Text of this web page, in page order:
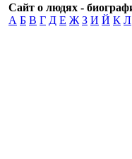
Сайт о людях -
А Б В Г Д Е Ж З И Й К Л